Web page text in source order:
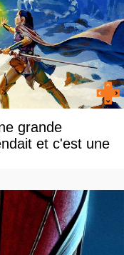
grande
et c'est une